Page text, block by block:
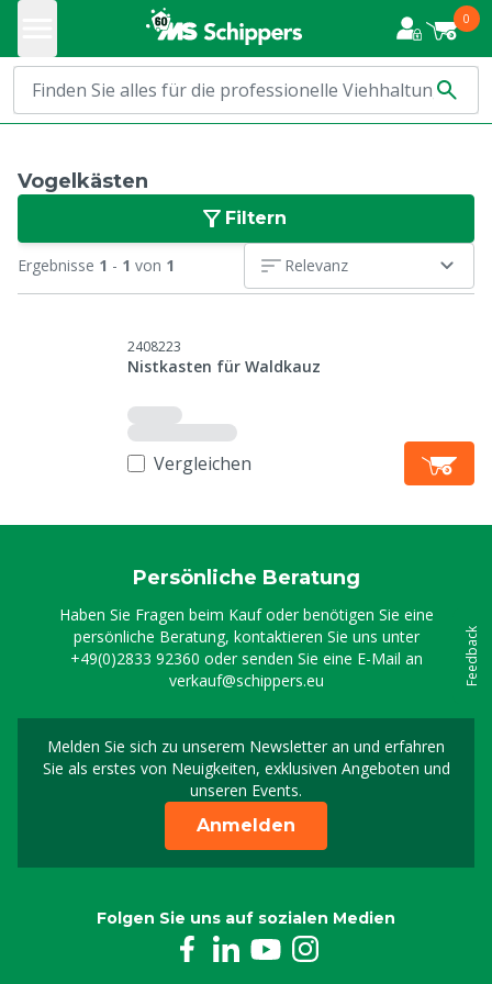
0
Vogelkästen
Filtern
Ergebnisse 1 - 1 von 1 Relevanz
2408223
Nistkasten für Waldkauz
Vergleichen
Persönliche Beratung
Haben Sie Fragen beim Kauf oder benötigen Sie eine
persönliche Beratung, kontaktieren Sie uns unter
+49(0)2833 92360 oder senden Sie eine E-Mail an
verkauf@schippers.eu
Melden Sie sich zu unserem Newsletter an und erfahren
Sie als erstes von Neuigkeiten, exklusiven Angeboten und
unseren Events.
Melden Sie sich für
Anmelden
Folgen Sie uns auf sozialen Medien
Feedback